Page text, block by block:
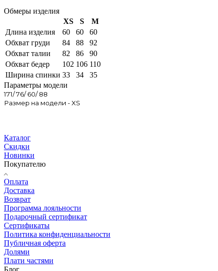
Обмеры изделия
XS
S
M
Длина изделия
60 60
60
Обхват груди
84 88
92
Обхват талии
82 86
90
Обхват бедер
102 106 110
Ширина спинки 33 34
35
Параметры модели
171/ 76/ 60/ 88
Размер на модели - XS
Каталог
Скидки
Новинки
Покупателю
Оплата
Доставка
Возврат
Программа лояльности
Подарочный сертификат
Сертификаты
Политика конфиденциальности
Публичная оферта
Долями
Плати частями
Блог